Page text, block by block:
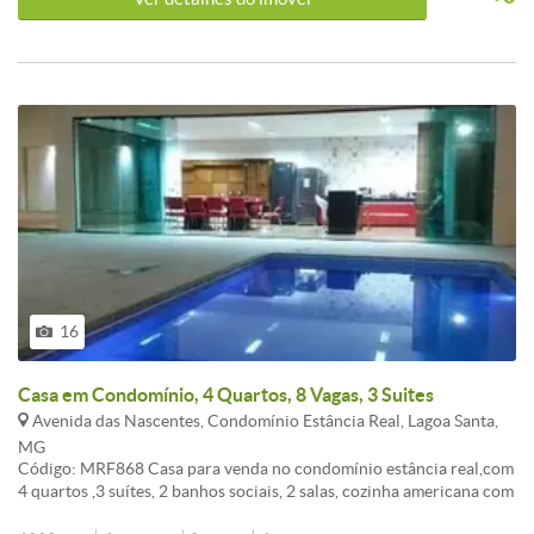
16
Casa em Condomínio, 4 Quartos, 8 Vagas, 3 Suites
Avenida das Nascentes, Condomínio Estância Real, Lagoa Santa,
MG
Código: MRF868 Casa para venda no condomínio estância real,com
4 quartos ,3 suítes, 2 banhos sociais, 2 salas, cozinha americana com